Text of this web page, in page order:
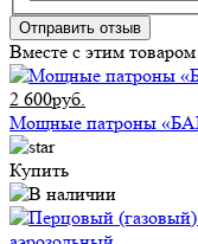
Отправить отзыв
Вместе с этим
2 600руб.
Мощные патроны
Купить